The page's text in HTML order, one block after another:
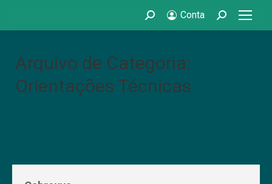
Search: Conta Search:
Arquivo de Categoria:
Orientações Técnicas